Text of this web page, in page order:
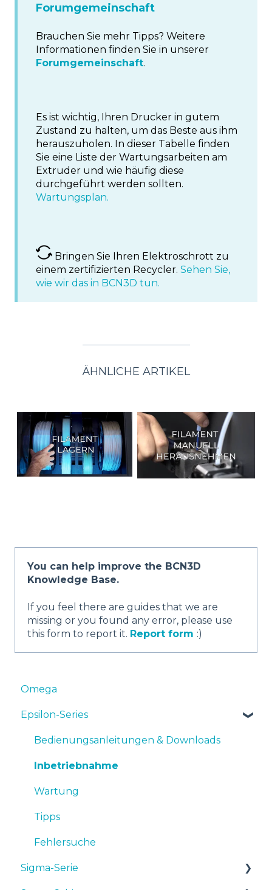
Forumgemeinschaft
Brauchen Sie mehr Tipps? Weitere
Informationen finden Sie in unserer
Forumgemeinschaft.
Es ist wichtig, Ihren Drucker in gutem
Zustand zu halten, um das Beste aus ihm
herauszuholen. In dieser Tabelle finden
Sie eine Liste der Wartungsarbeiten am
Extruder und wie häufig diese
durchgeführt werden sollten.
Wartungsplan.
Bringen Sie Ihren Elektroschrott zu
einem zertifizierten Recycler. Sehen Sie,
wie wir das in BCN3D tun.
ÄHNLICHE ARTIKEL
You can help improve the BCN3D
Knowledge Base.
If you feel there are guides that we are
missing or you found any error, please use
this form to report it. Report form :)
Omega
Epsilon-Series
Bedienungsanleitungen & Downloads
Inbetriebnahme
Wartung
Tipps
Fehlersuche
Sigma-Serie